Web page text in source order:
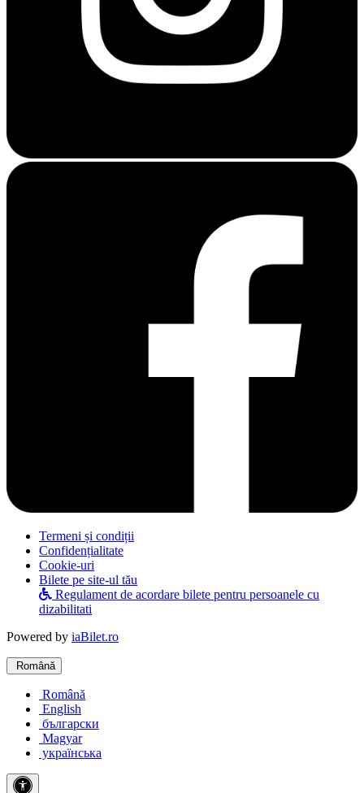
Termeni și condiții
Confidențialitate
Cookie-uri
Bilete pe site-ul tău
Regulament de acordare bilete pentru persoanele cu
dizabilitati
Powered by iaBilet.ro
Română
Română
English
български
Magyar
українська